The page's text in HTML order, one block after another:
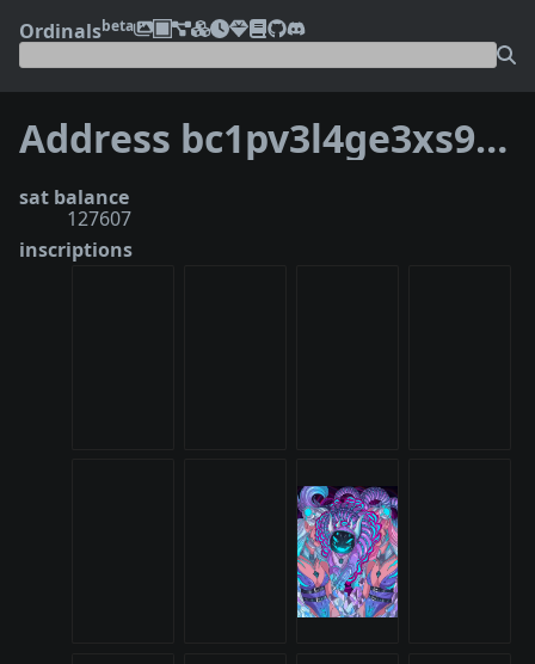
Ordinalsbeta
Address bc1pv3l4ge3xs9vcd0r55dhgm86m5f2k7j5dxlx3tus75ecw6932uynq8ta89u
sat balance
127607
inscriptions